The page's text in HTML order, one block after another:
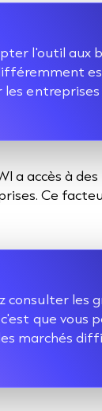
l'outil aux
entreprises
a accès à des
Ce
consulter les
que vous
marchés